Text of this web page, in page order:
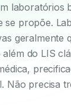
laboratórios
se propõe.
geralmente
do LIS
Não precisa